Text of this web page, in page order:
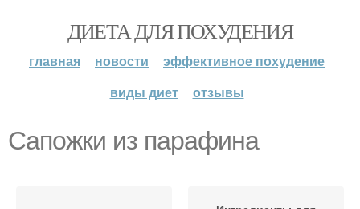
ДИЕТА ДЛЯ ПОХУДЕНИЯ
главная новости
эффективное похудение
виды диет
отзывы
Сапожки из парафина